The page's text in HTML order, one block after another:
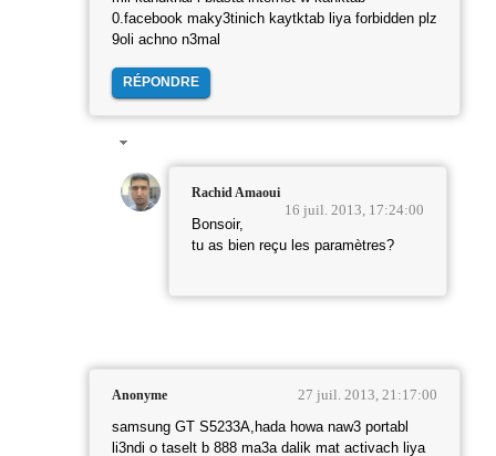
0.facebook maky3tinich kaytktab liya forbidden plz
9oli achno n3mal
RÉPONDRE
Rachid Amaoui
16 juil. 2013, 17:24:00
Bonsoir,
tu as bien reçu les paramètres?
Anonyme 27 juil. 2013, 21:17:00
samsung GT S5233A,hada howa naw3 portabl
li3ndi o taselt b 888 ma3a dalik mat activach liya